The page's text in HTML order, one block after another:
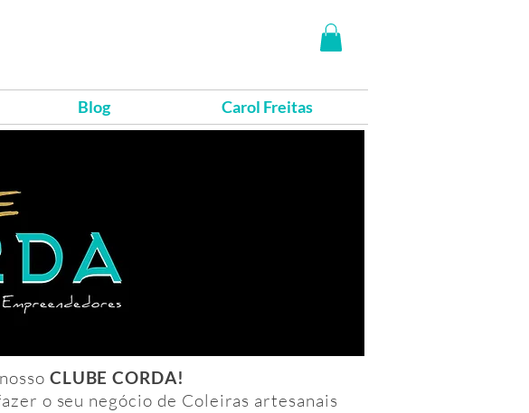
Blog Carol Freitas
CLUBE CORDA!
o seu negócio de Coleiras artesanais